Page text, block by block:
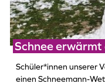
Schnee erwärmt
Schüler*innen unserer
einen Schneemann-